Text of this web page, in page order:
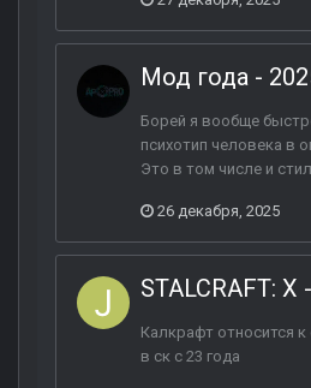
Мод года -
Борей я вообще
психотип человека в
Это в том числе и
26 декабря, 2025
STALCRAFT:
Калкрафт относится
в ск с 23 года